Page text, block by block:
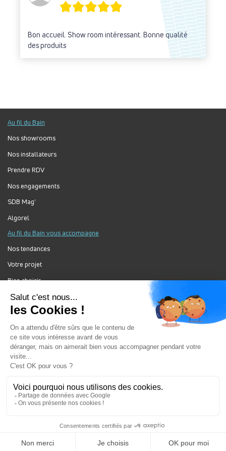
Bon accueil. Show room intéressant. Bonne qualité
des produits
Au fil du Bain
Nos showrooms
Nos installateurs
Prendre RDV
Nos engagements
SDB Mag'
Algorel
Au fil du Bain vous accompagne
Nos tendances
Votre projet
Bien choisir
Forum Au Fil du Bain
Nos produits
Gestion des cookies
Mentions légales